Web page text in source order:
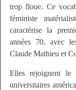
trop floue. Ce
féministe
caractérise la
années 70, avec
Claude Mathieu et
Elles rejoignent le
universitaires